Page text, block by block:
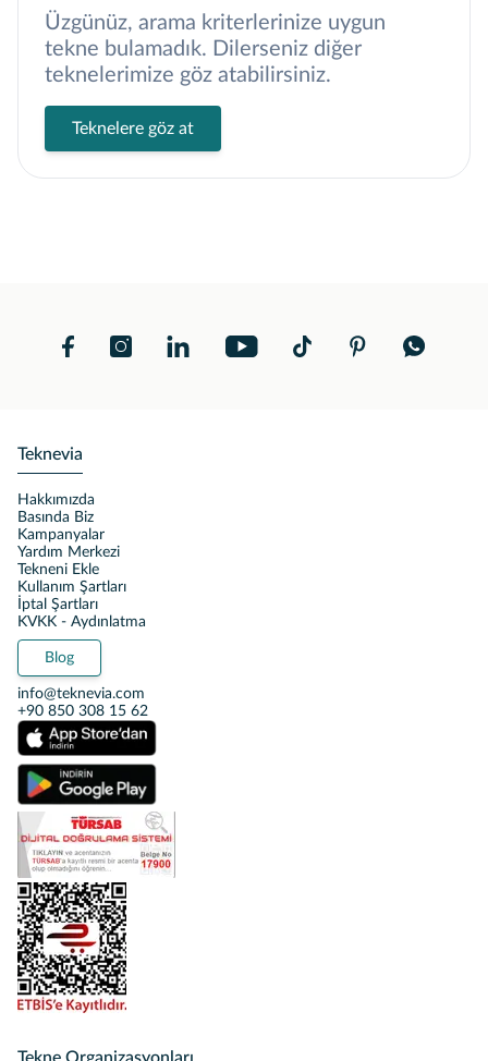
Üzgünüz, arama kriterlerinize uygun
tekne bulamadık. Dilerseniz diğer
teknelerimize göz atabilirsiniz.
Teknelere göz at
Teknevia
Hakkımızda
Basında Biz
Kampanyalar
Yardım Merkezi
Tekneni Ekle
Kullanım Şartları
İptal Şartları
KVKK - Aydınlatma
Blog
info@teknevia.com
+90 850 308 15 62
Tekne Organizasyonları